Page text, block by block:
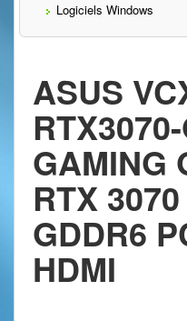
Logiciels Windows
ASUS
GAMING
RTX
GDDR6
HDMI